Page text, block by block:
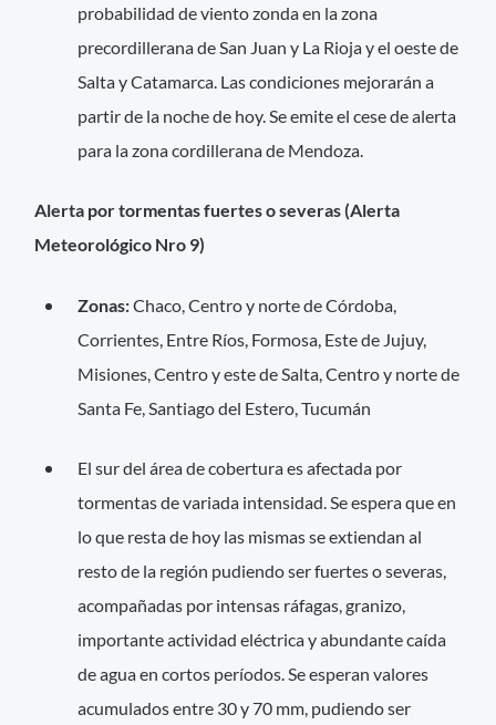
probabilidad de viento zonda en la zona
precordillerana de San Juan y La Rioja y el oeste de
Salta y Catamarca. Las condiciones mejorarán a
partir de la noche de hoy. Se emite el cese de alerta
para la zona cordillerana de Mendoza.
Alerta por tormentas fuertes o severas (Alerta
Meteorológico Nro 9)
Zonas:Chaco, Centro y norte de Córdoba,
Corrientes, Entre Ríos, Formosa, Este de Jujuy,
Misiones, Centro y este de Salta, Centro y norte de
Santa Fe, Santiago del Estero, Tucumán
El sur del área de cobertura es afectada por
tormentas de variada intensidad. Se espera que en
lo que resta de hoy las mismas se extiendan al
resto de la región pudiendo ser fuertes o severas,
acompañadas por intensas ráfagas, granizo,
importante actividad eléctrica y abundante caída
de agua en cortos períodos. Se esperan valores
acumulados entre 30 y 70 mm, pudiendo ser